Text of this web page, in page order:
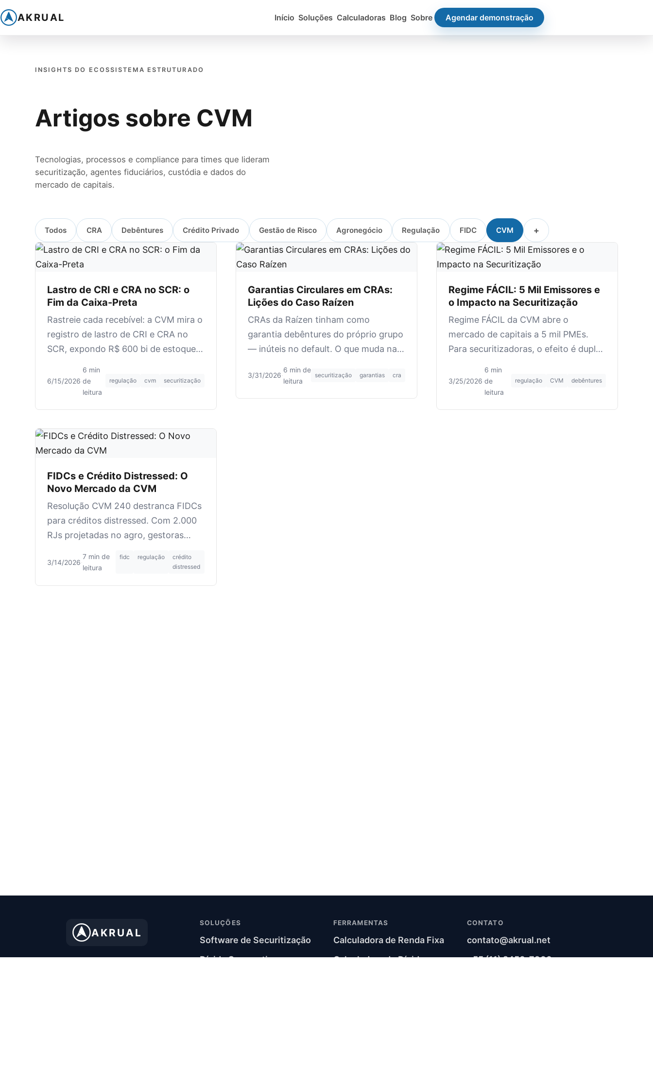
AKRUAL Início Soluções Calculadoras Blog Sobre Agendar demonstração
INSIGHTS DO ECOSSISTEMA ESTRUTURADO
Artigos sobre CVM
Tecnologias, processos e compliance para times que lideram
securitização, agentes fiduciários, custódia e dados do
mercado de capitais.
Todos CRA Debêntures Crédito Privado Gestão de Risco Agronegócio Regulação FIDC CVM +
Lastro de CRI e CRA no SCR: o
Fim da Caixa-Preta
Rastreie cada recebível: a CVM mira o
registro de lastro de CRI e CRA no
SCR, expondo R$ 600 bi de estoque a
6/15/2026
6 min
de
leitura
regulação cvm securitização
Garantias Circulares em CRAs:
Lições do Caso Raízen
CRAs da Raízen tinham como
garantia debêntures do próprio grupo
— inúteis no default. O que muda na
securitização.
3/31/2026
6 min de
leitura
securitização garantias cra
Regime FÁCIL: 5 Mil Emissores e
o Impacto na Securitização
Regime FÁCIL da CVM abre o
mercado de capitais a 5 mil PMEs.
Para securitizadoras, o efeito é duplo:
cedentes.
3/25/2026
6 min
de
leitura
regulação CVM debêntures
FIDCs e Crédito Distressed: O
Novo Mercado da CVM
Resolução CVM 240 destranca FIDCs
para créditos distressed. Com 2.000
RJs projetadas no agro, gestoras
riscos são reais.
3/14/2026
7 min de
leitura
fidc regulação
crédito
distressed
AKRUAL
SOLUÇÕES
Software de Securitização
Dívida Corporativa e
FERRAMENTAS
Calculadora de Renda Fixa
Calculadora de Dívida
CONTATO
contato@akrual.net
+55 (11) 2450-7900